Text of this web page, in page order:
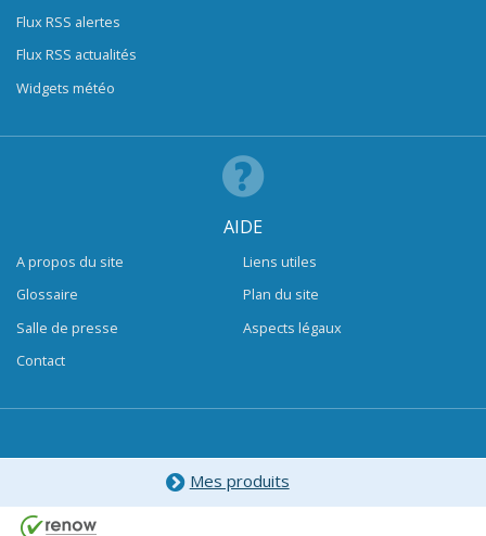
Flux RSS alertes
Flux RSS actualités
Widgets météo
AIDE
A propos du site
Glossaire
Salle de presse
Contact
Liens utiles
Plan du site
Aspects légaux
Mes produits